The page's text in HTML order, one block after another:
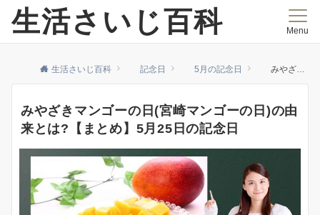
生活さいじ百科 Menu
生活さいじ百科 記念日 5月の記念日 みやざきマンゴーの日(宮崎マンゴーの日)の由来とは?【まとめ】5月25日の記念日
みやざきマンゴーの日(宮崎マンゴーの日)の由
来とは?【まとめ】5月25日の記念日